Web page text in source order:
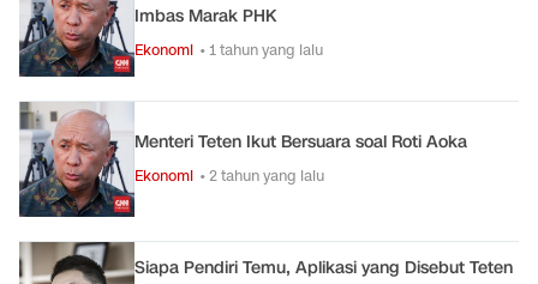
Imbas Marak PHK
Ekonomi • 1 tahun yang lalu
Menteri Teten Ikut Bersuara soal Roti Aoka
Ekonomi • 2 tahun yang lalu
Siapa Pendiri Temu, Aplikasi yang Disebut Teten